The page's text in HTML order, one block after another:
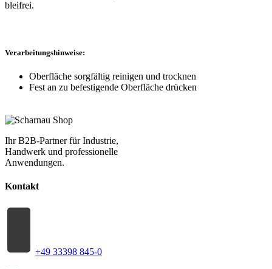
bleifrei.
Verarbeitungshinweise:
Oberfläche sorgfältig reinigen und trocknen
Fest an zu befestigende Oberfläche drücken
Ihr B2B-Partner für Industrie,
Handwerk und professionelle
Anwendungen.
Kontakt
+49 33398 845-0